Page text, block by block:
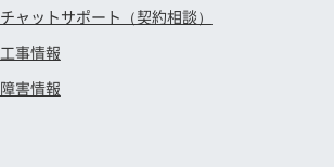
チャットサポート（契約相談）
工事情報
障害情報